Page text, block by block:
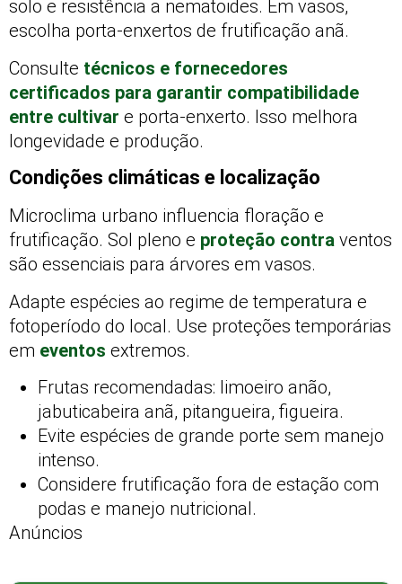
solo e resistência a nematoides. Em vasos,
escolha porta-enxertos de frutificação anã.
Consulte técnicos e fornecedores
certificados para garantir compatibilidade
entre cultivar e porta-enxerto. Isso melhora
longevidade e produção.
Condições climáticas e localização
Microclima urbano influencia floração e
frutificação. Sol pleno e proteção contra ventos
são essenciais para árvores em vasos.
Adapte espécies ao regime de temperatura e
fotoperíodo do local. Use proteções temporárias
em eventos extremos.
Frutas recomendadas: limoeiro anão,
jabuticabeira anã, pitangueira, figueira.
Evite espécies de grande porte sem manejo
intenso.
Considere frutificação fora de estação com
podas e manejo nutricional.
Anúncios